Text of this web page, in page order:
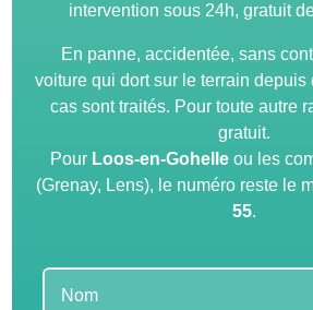
intervention sous 24h, gratuit
En panne, accidentée, sans
voiture qui dort sur le terrain depuis
cas sont traités. Pour toute autre
gratuit.
Pour Loos-en-Gohelle ou les
(Grenay, Lens), le numéro reste le
55.
Leave